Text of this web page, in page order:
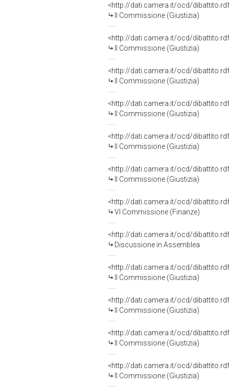
<http://dati.camera.it/ocd/
II Commissione (Giustizia)
<http://dati.camera.it/ocd/
II Commissione (Giustizia)
<http://dati.camera.it/ocd/
II Commissione (Giustizia)
<http://dati.camera.it/ocd/
II Commissione (Giustizia)
<http://dati.camera.it/ocd/
II Commissione (Giustizia)
<http://dati.camera.it/ocd/
II Commissione (Giustizia)
<http://dati.camera.it/ocd/
VI Commissione (Finanze)
<http://dati.camera.it/ocd/
Discussione in Assemblea
<http://dati.camera.it/ocd/
II Commissione (Giustizia)
<http://dati.camera.it/ocd/
II Commissione (Giustizia)
<http://dati.camera.it/ocd/
II Commissione (Giustizia)
<http://dati.camera.it/ocd/
II Commissione (Giustizia)